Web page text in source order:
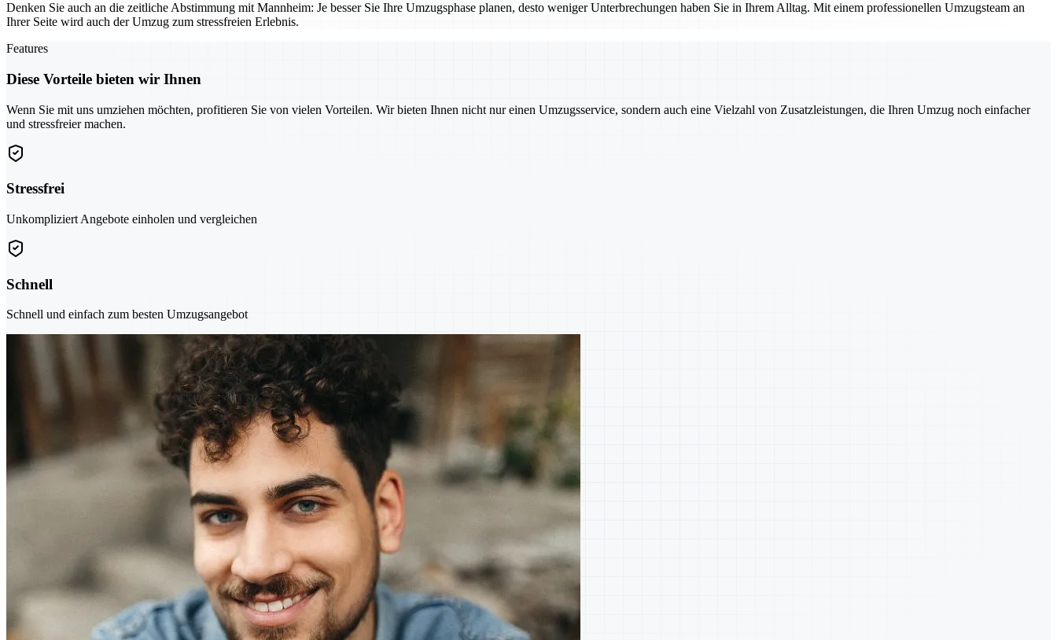
Denken Sie auch an die zeitliche Abstimmung mit Mannheim: Je besser Sie Ihre Umzugsphase planen, desto weniger Unterbrechungen haben Sie in Ihrem Alltag. Mit einem professionellen Umzugsteam an
Ihrer Seite wird auch der Umzug zum stressfreien Erlebnis.
Features
Diese Vorteile bieten wir Ihnen
Wenn Sie mit uns umziehen möchten, profitieren Sie von vielen Vorteilen. Wir bieten Ihnen nicht nur einen Umzugsservice, sondern auch eine Vielzahl von Zusatzleistungen, die Ihren Umzug noch einfacher
und stressfreier machen.
Stressfrei
Unkompliziert Angebote einholen und vergleichen
Schnell
Schnell und einfach zum besten Umzugsangebot